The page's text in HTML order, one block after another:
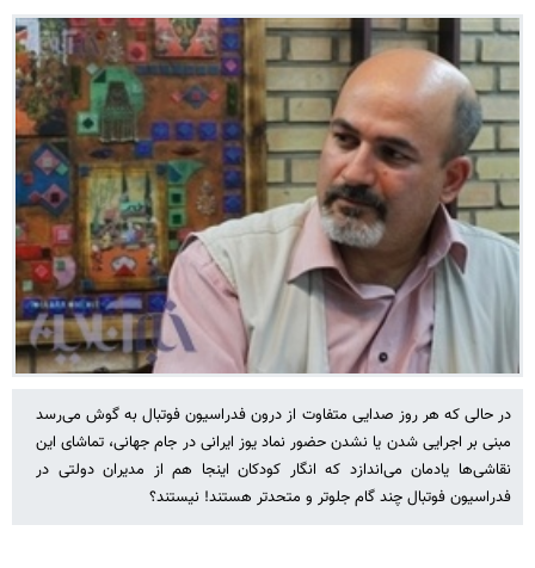
در حالی که هر روز صدایی متفاوت از درون فدراسیون فوتبال به گوش می‌رسد
مبنی بر اجرایی شدن یا نشدن حضور نماد یوز ایرانی در جام جهانی، تماشای این
نقاشی‌ها یادمان می‌اندازد که انگار کودکان اینجا هم از مدیران دولتی در
فدراسیون فوتبال چند گام جلوتر و متحدتر هستند! نیستند؟